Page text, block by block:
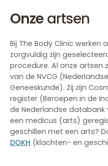
Onze artsen
Bij The Body Clinic werken
zorgvuldig zijn
procedure. Al onze artsen
van de NVCG
Geneeskunde). Zij zijn
register (Beroepen in de
de Nederlandse
een medicus (arts)
geschillen met een arts?
DOKH (klachten- en